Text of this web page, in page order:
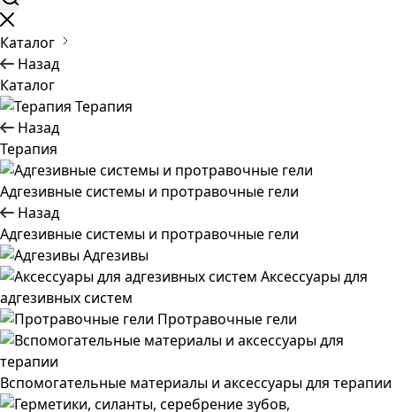
Каталог
Назад
Каталог
Терапия
Назад
Терапия
Адгезивные системы и протравочные гели
Назад
Адгезивные системы и протравочные гели
Адгезивы
Аксессуары для
адгезивных систем
Протравочные гели
Вспомогательные материалы и аксессуары для терапии